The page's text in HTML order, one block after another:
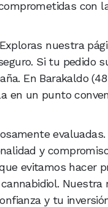
con
nuestra
Si tu pedido
En Barakaldo
en un punto
y
evitamos hacer
Nuestra
y tu